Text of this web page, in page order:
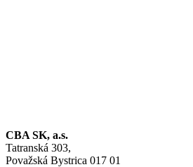
CBA SK, a.s.
Tatranská 303,
Považská Bystrica 017 01